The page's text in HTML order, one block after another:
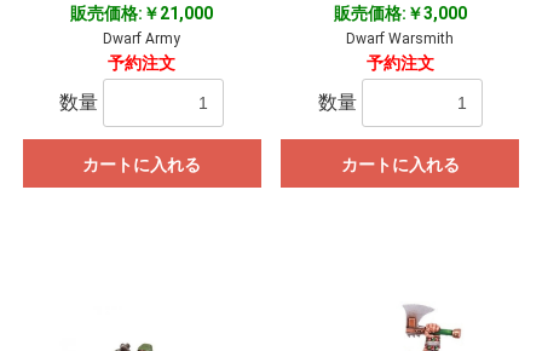
販売価格:￥21,000
Dwarf Army
予約注文
数量
カートに入れる
販売価格:￥3,000
Dwarf Warsmith
予約注文
数量
カートに入れる